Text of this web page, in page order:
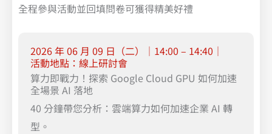
全程參與活動並回填問卷可獲得精美好禮
2026 年 06 月 09 日（二）｜14:00 – 14:40｜
活動地點：線上研討會
算力即戰力！探索 Google Cloud GPU 如何加速
全場景 AI 落地
40 分鐘帶您分析：雲端算力如何加速企業 AI 轉
型。